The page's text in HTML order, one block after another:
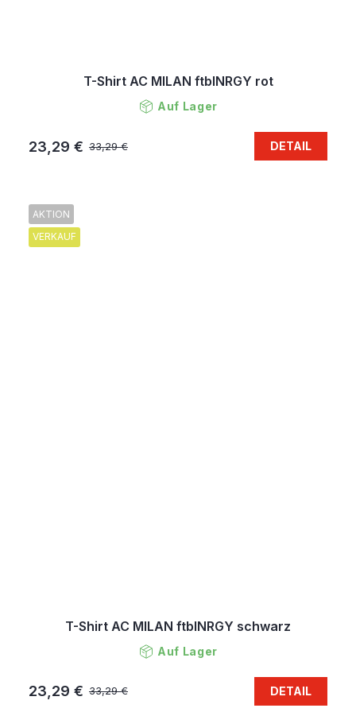
T-Shirt AC MILAN ftblNRGY rot
Auf Lager
33,29 €
23,29 € DETAIL
AKTION
VERKAUF
T-Shirt AC MILAN ftblNRGY schwarz
Auf Lager
33,29 €
23,29 € DETAIL